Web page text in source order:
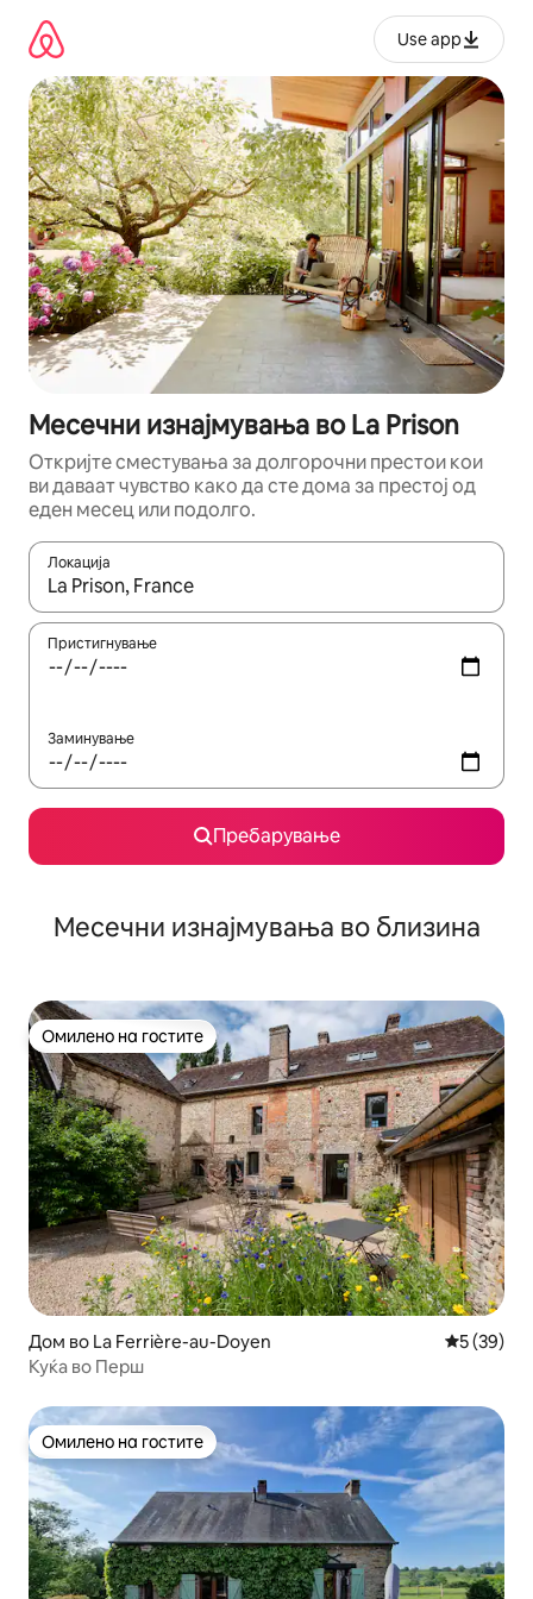
содржина
Use app
Месечни изнајмувања во La Prison
Откријте сместувања за долгорочни престои кои
ви даваат чувство како да сте дома за престој од
еден месец или подолго.
Локација
Кога резултатите се достапни, движете се со копчињата
Пристигнување
Заминување
Пребарување
Месечни изнајмувања во близина
Омилено на гостите
Омилено на гостите
Дом во La Ferrière-au-Doyen Просечна
5 (39)
Куќа во Перш
Омилено на гостите
Омилено на гостите